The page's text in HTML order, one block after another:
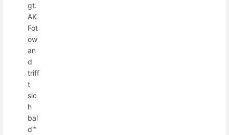
gt.
AK
Fot
ow
an
d
triff
t
sic
h
bal
d™